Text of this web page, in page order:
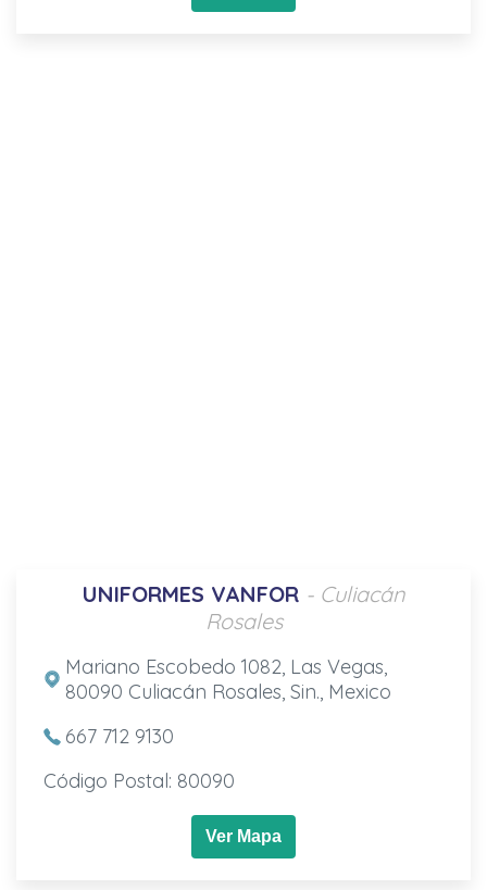
UNIFORMES VANFOR - Culiacán
Rosales
Mariano Escobedo 1082, Las Vegas,
80090 Culiacán Rosales, Sin., Mexico
667 712 9130
Código Postal: 80090
Ver Mapa